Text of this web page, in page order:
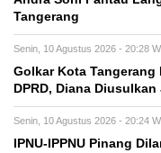
Tangerang
Senin, 10 Agustus 2026 - 20:28
Golkar Kota
DPRD, Diana
Senin, 10 Agustus 2026 - 20:24
IPNU-IPPNU Pinang